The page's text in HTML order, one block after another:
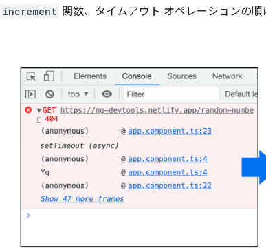
increment 関数、タイムアウト オペレーションの